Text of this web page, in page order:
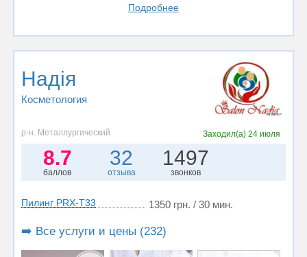
Подробнее
Надія
Косметология
р-н. Металлургический Заходил(а)24 июля
8.7
баллов
32
отзыва
1497
звонков
Пилинг PRX-T33 1350 грн. / 30 мин.
➡️ Все услуги и цены (232)